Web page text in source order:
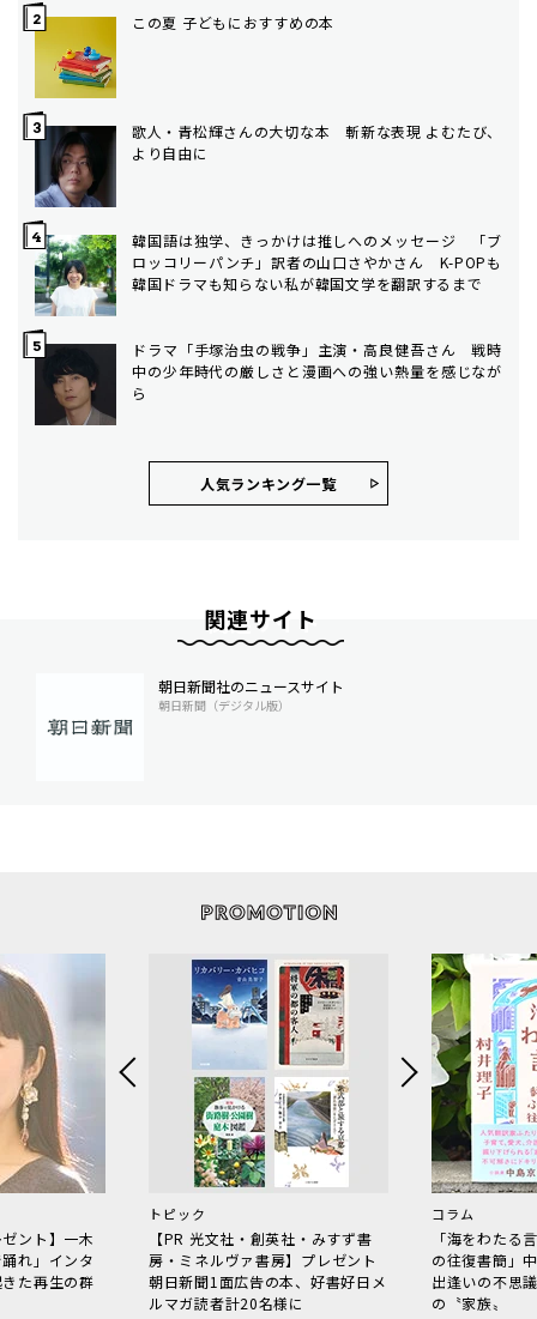
この夏 子どもにおすすめの本
歌人・青松輝さんの大切な本 斬新な表現 よむたび、
より自由に
韓国語は独学、きっかけは推しへのメッセージ 「ブ
ロッコリーパンチ」訳者の山口さやかさん K-POPも
韓国ドラマも知らない私が韓国文学を翻訳するまで
ドラマ「手塚治虫の戦争」主演・高良健吾さん 戦時
中の少年時代の厳しさと漫画への強い熱量を感じなが
ら
人気ランキング⼀覧
関連サイト
朝日新聞社のニュースサイト
朝日新聞（デジタル版）
ント】一木
れ」インタ
た再生の群
トピック
【PR 光文社・創英社・みすず書
房・ミネルヴァ書房】プレゼント
朝日新聞1面広告の本、好書好日メ
ルマガ読者計20名様に
コラム
「海をわた
の往復書簡」
出逢いの不思
の〝家族〟